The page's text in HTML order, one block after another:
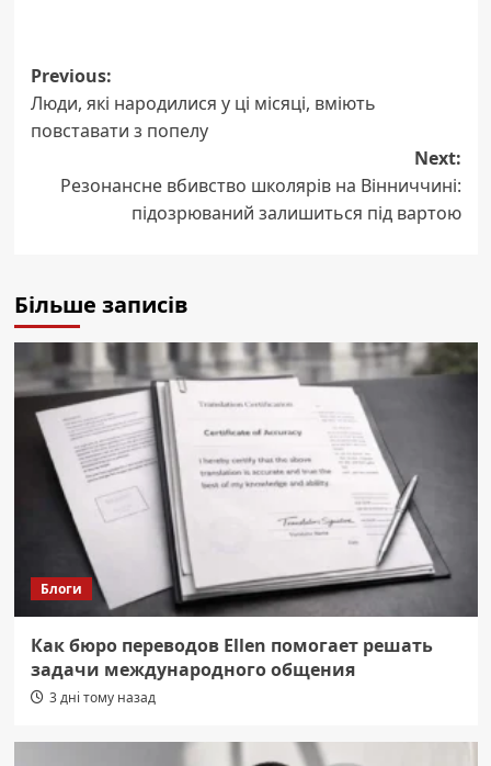
Post
navigation
Previous:
Люди, які народилися у ці місяці, вміють
повставати з попелу
Next:
Резонансне вбивство школярів на Вінниччині:
підозрюваний залишиться під вартою
Більше записів
Блоги
Как бюро переводов Ellen помогает решать
задачи международного общения
3 дні тому назад